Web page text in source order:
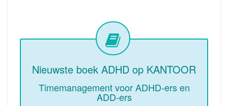
Nieuwste boek ADHD op KANTOOR
Timemanagement voor ADHD-ers en
ADD-ers